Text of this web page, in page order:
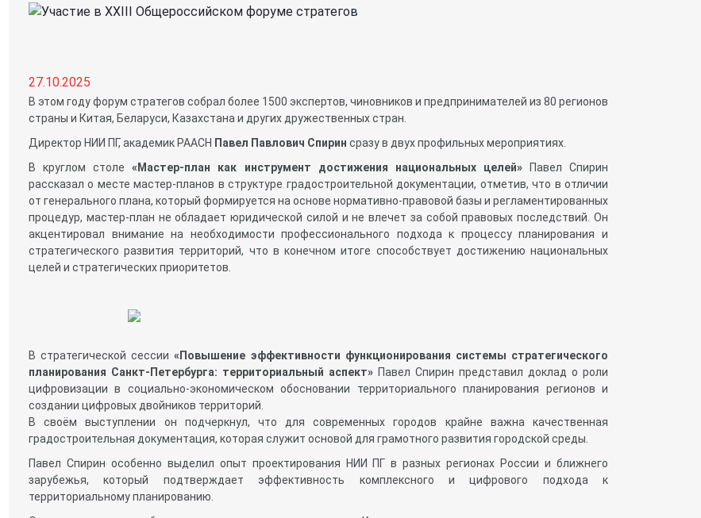
27.10.2025
В этом году форум стратегов собрал более 1500 экспертов, чиновников и предпринимателей из 80 регионов
страны и Китая, Беларуси, Казахстана и других дружественных стран.
Директор НИИ ПГ, академик РААСН Павел Павлович Спирин сразу в двух профильных мероприятиях.
В круглом столе«Мастер-план как инструмент достижения национальных целей»Павел Спирин
рассказал о месте мастер-планов в структуре градостроительной документации, отметив, что в отличии
от генерального плана, который формируется на основе нормативно-правовой базы и регламентированных
процедур, мастер-план не обладает юридической силой и не влечет за собой правовых последствий. Он
акцентировал внимание на необходимости профессионального подхода к процессу планирования и
стратегического развития территорий, что в конечном итоге способствует достижению национальных
целей и стратегических приоритетов.
В стратегической сессии«Повышение эффективности функционирования системы стратегического
планирования Санкт-Петербурга: территориальный аспект» Павел Спирин представил доклад о роли
цифровизации в социально-экономическом обосновании территориального планирования регионов и
создании цифровых двойников территорий.
В своём выступлении он подчеркнул, что для современных городов крайне важна качественная
градостроительная документация, которая служит основой для грамотного развития городской среды.
Павел Спирин особенно выделил опыт проектирования НИИ ПГ в разных регионах России и ближнего
зарубежья, который подтверждает эффективность комплексного и цифрового подхода к
территориальному планированию.